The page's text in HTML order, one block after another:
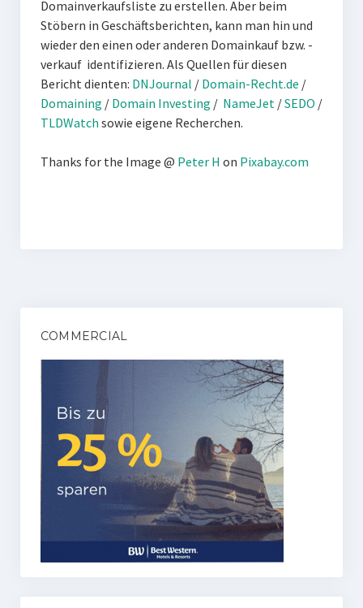
Domainverkaufsliste zu erstellen. Aber beim
Stöbern in Geschäftsberichten, kann man hin und
wieder den einen oder anderen Domainkauf bzw. -
verkauf identifizieren. Als Quellen für diesen
Bericht dienten: DNJournal / Domain-Recht.de /
Domaining / Domain Investing / NameJet/SEDO /
TLDWatch sowie eigene Recherchen.
Thanks for the Image @ Peter H on Pixabay.com
COMMERCIAL